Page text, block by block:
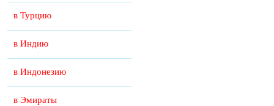
в Турцию
в Индию
в Индонезию
в Эмираты